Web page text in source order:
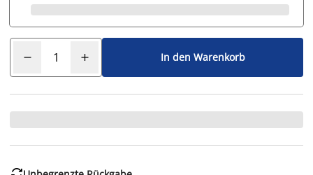
In den Warenkorb